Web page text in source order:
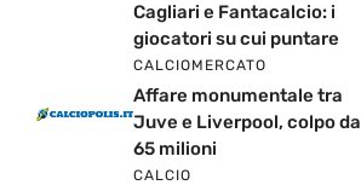
Cagliari e Fantacalcio: i
giocatori su cui puntare
CALCIOMERCATO
Affare monumentale tra
Juve e Liverpool, colpo da
65 milioni
CALCIO